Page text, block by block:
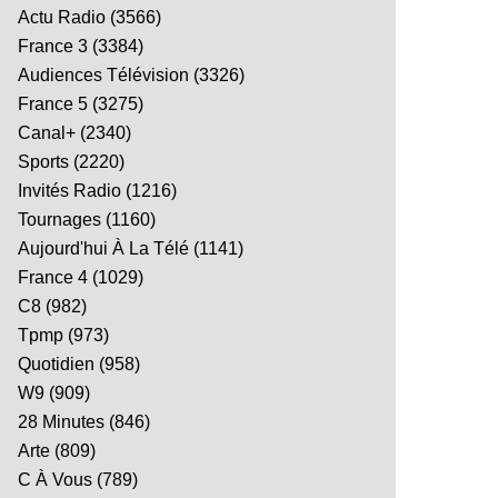
Actu Radio (3566)
France 3 (3384)
Audiences Télévision (3326)
France 5 (3275)
Canal+ (2340)
Sports (2220)
Invités Radio (1216)
Tournages (1160)
Aujourd'hui À La Télé (1141)
France 4 (1029)
C8 (982)
Tpmp (973)
Quotidien (958)
W9 (909)
28 Minutes (846)
Arte (809)
C À Vous (789)